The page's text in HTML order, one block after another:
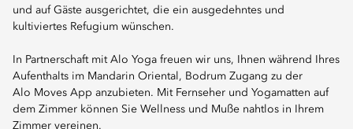
und auf Gäste ausgerichtet, die ein ausgedehntes und
kultiviertes Refugium wünschen.
In Partnerschaft mit Alo Yoga freuen wir uns, Ihnen während Ihres
Aufenthalts im Mandarin Oriental, Bodrum Zugang zu der
Alo Moves App anzubieten. Mit Fernseher und Yogamatten auf
dem Zimmer können Sie Wellness und Muße nahtlos in Ihrem
Zimmer vereinen.